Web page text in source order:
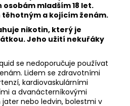
mladším 18 let.
a kojícím ženám.
nikotin, který je
Jeho užití nekuřáky
se nedoporučuje používat
Lidem se zdravotními
kardiovaskulárními
a dvanácterníkovými
nebo ledvin, bolestmi v